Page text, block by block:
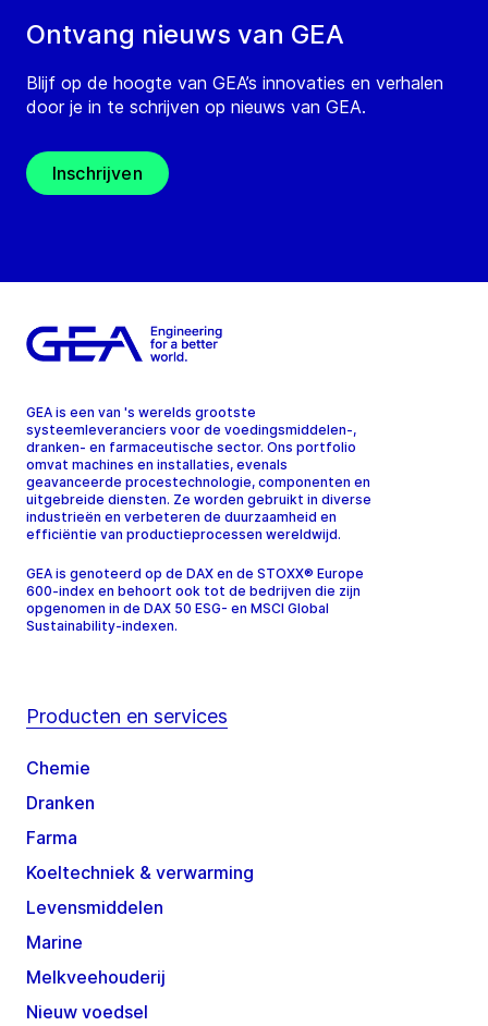
Ontvang nieuws van GEA
Blijf op de hoogte van GEA’s innovaties en verhalen
door je in te schrijven op nieuws van GEA.
Inschrijven
GEA is een van 's werelds grootste
systeemleveranciers voor de voedingsmiddelen-,
dranken- en farmaceutische sector. Ons portfolio
omvat machines en installaties, evenals
geavanceerde procestechnologie, componenten en
uitgebreide diensten. Ze worden gebruikt in diverse
industrieën en verbeteren de duurzaamheid en
efficiëntie van productieprocessen wereldwijd.
GEA is genoteerd op de DAX en de STOXX® Europe
600-index en behoort ook tot de bedrijven die zijn
opgenomen in de DAX 50 ESG- en MSCI Global
Sustainability-indexen.
Producten en services
Chemie
Dranken
Farma
Koeltechniek & verwarming
Levensmiddelen
Marine
Melkveehouderij
Nieuw voedsel